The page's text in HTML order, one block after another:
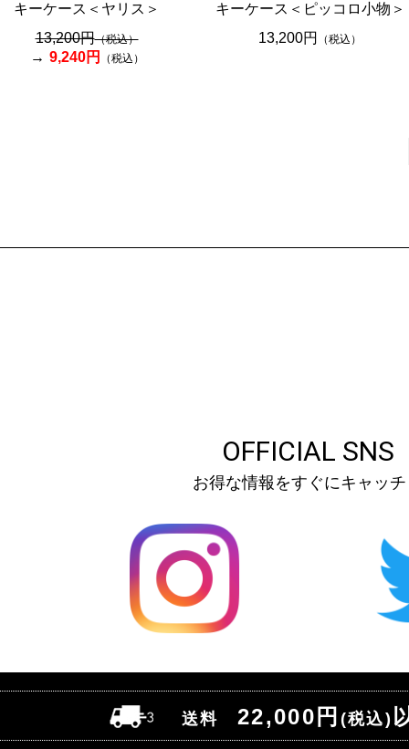
キーケース＜ヤリス＞
13,200円（税込）
9,240円 （税込）
キーケース＜ピッコロ小物＞
13,200円
（税込）
OFFICIAL SNS
お得な情報をすぐにキャッチ
送料 22,000円 (税込)